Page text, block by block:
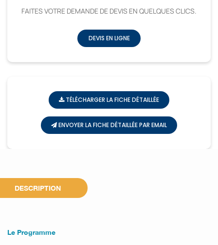
FAITES VOTRE DEMANDE DE DEVIS EN QUELQUES CLICS.
DEVIS EN LIGNE
TÉLÉCHARGER LA FICHE DÉTAILLÉE
ENVOYER LA FICHE DÉTAILLÉE PAR EMAIL
DESCRIPTION
Le Programme